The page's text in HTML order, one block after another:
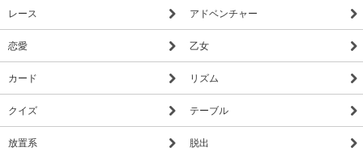
レース アドベンチャー
恋愛 乙女
カード リズム
クイズ テーブル
放置系 脱出